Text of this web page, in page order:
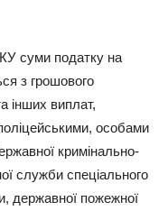
суми податку на
з грошового
інших виплат,
особами
кримінально-
служби спеціального
державної пожежної